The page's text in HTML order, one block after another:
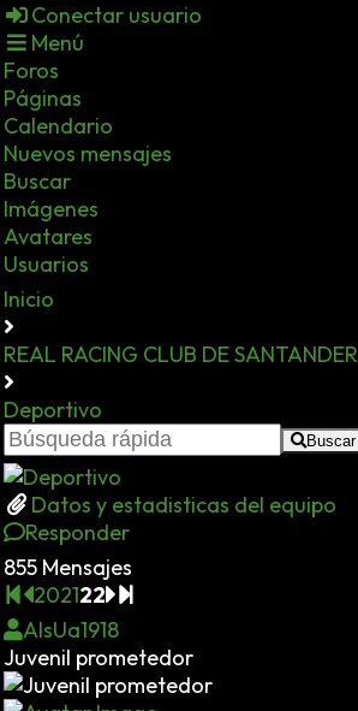
Conectar usuario
Menú
Foros
Páginas
Calendario
Nuevos mensajes
Buscar
Imágenes
Avatares
Usuarios
Inicio
REAL RACING CLUB DE SANTANDER
Deportivo
Buscar
Datos y estadisticas del equipo
Responder
855 Mensajes
202122
AlsUa1918
Juvenil prometedor